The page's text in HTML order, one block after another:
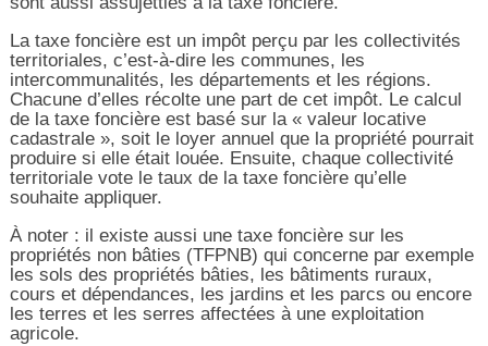
La taxe foncière est un impôt perçu par les collectivités
territoriales, c’est-à-dire les communes, les
intercommunalités, les départements et les régions.
Chacune d’elles récolte une part de cet impôt. Le calcul
de la taxe foncière est basé sur la « valeur locative
cadastrale », soit le loyer annuel que la propriété pourrait
produire si elle était louée. Ensuite, chaque collectivité
territoriale vote le taux de la taxe foncière qu’elle
souhaite appliquer.
À noter : il existe aussi une taxe foncière sur les
propriétés non bâties (TFPNB) qui concerne par exemple
les sols des propriétés bâties, les bâtiments ruraux,
cours et dépendances, les jardins et les parcs ou encore
les terres et les serres affectées à une exploitation
agricole.